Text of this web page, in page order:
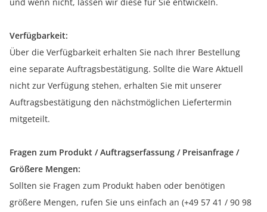
Verfügbarkeit:
Über die Verfügbarkeit erhalten Sie nach Ihrer Bestellung
eine separate Auftragsbestätigung. Sollte die Ware Aktuell
nicht zur Verfügung stehen, erhalten Sie mit unserer
Auftragsbestätigung den nächstmöglichen Liefertermin
mitgeteilt.
Fragen zum Produkt / Auftragserfassung / Preisanfrage /
Größere Mengen:
Sollten sie Fragen zum Produkt haben oder benötigen
größere Mengen, rufen Sie uns einfach an (+49 57 41 / 90 98